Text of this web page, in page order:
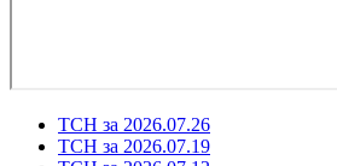
ТСН за 2026.07.26
ТСН за 2026.07.19